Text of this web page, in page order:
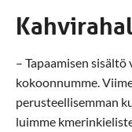
– Tapaamisen
kokoonnumme.
perusteellisemman
luimme